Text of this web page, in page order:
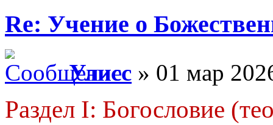
Re: Учение о
Улисс » 01 мар
Раздел I: Богословие